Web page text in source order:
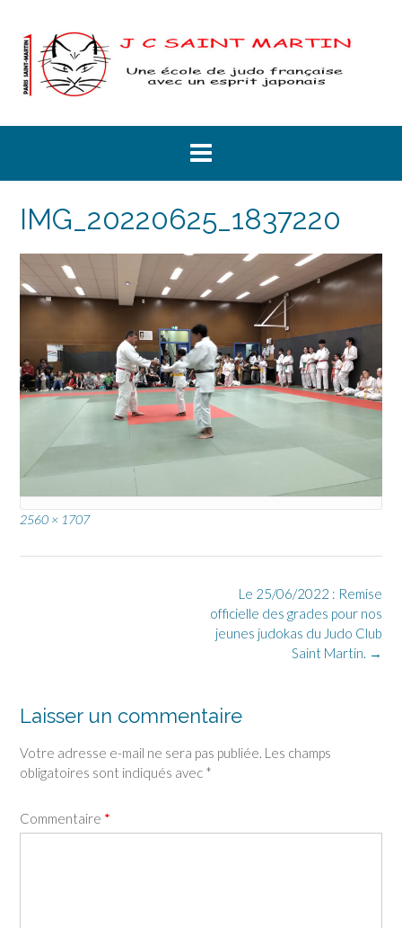
content
IMG_20220625_1837220
Full
2560 × 1707
Le 25/06/2022 : Remise
officielle des grades pour nos
jeunes judokas du Judo Club
Saint Martin. →
Laisser un commentaire
Votre adresse e-mail ne sera pas publiée. Les champs
obligatoires sont indiqués avec *
Commentaire *